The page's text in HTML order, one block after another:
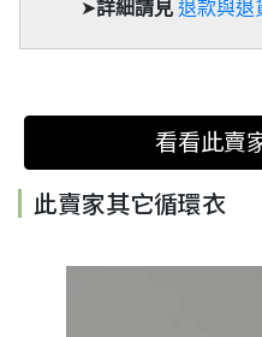
➤詳細請見 退款與退
看看此賣
此賣家其它循環衣